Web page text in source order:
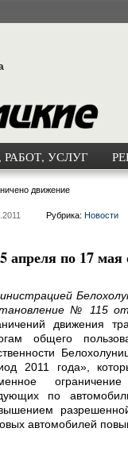
УСЛУГ
движение
Рубрика: Новости
апреля по 17 мая
№ 115
движения
общего
2011 года»,
по
автомобилей